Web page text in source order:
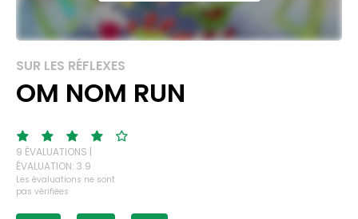
SUR LES RÉFLEXES
OM NOM RUN
9 ÉVALUATIONS |
ÉVALUATION: 3.9
Les évaluations ne sont
pas vérifiées